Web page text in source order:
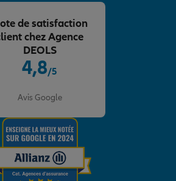
immobiliers
4,8/5
Avis Google
de satisfaction
chez Agence
DEOLS